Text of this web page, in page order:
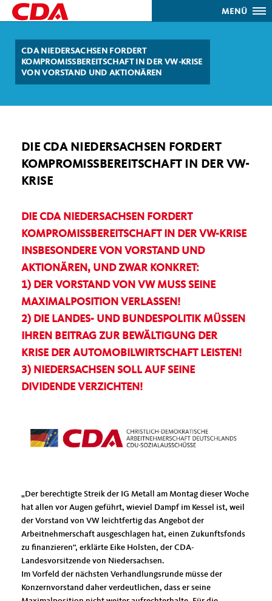
MENÜ
CDA NIEDERSACHSEN FORDERT
KOMPROMISSBEREITSCHAFT IN DER VW-KRISE
VON VORSTAND UND AKTIONÄREN
DIE CDA NIEDERSACHSEN FORDERT
KOMPROMISSBEREITSCHAFT IN DER VW-
KRISE
DIE CDA NIEDERSACHSEN FORDERT
KOMPROMISSBEREITSCHAFT IN DER VW-KRISE
INSBESONDERE VON VORSTAND UND
AKTIONÄREN, UND ZWAR KONKRET:
1) DER VORSTAND VON VW MUSS SEINE
MAXIMALPOSITION VERLASSEN!
2) DIE LANDES- UND BUNDESPOLITIK MÜSSEN
IHREN BEITRAG ZUR BEWÄLTIGUNG DER
KRISE DER AUTOMOBILWIRTSCHAFT LEISTEN!
3) NIEDERSACHSEN SOLL AUF SEINE
DIVIDENDE VERZICHTEN!
Der berechtigte Streik der IG Metall am Montag dieser Woche
hat allen vor Augen geführt, wieviel Dampf im Kessel ist, weil
der Vorstand von VW leichtfertig das Angebot der
Arbeitnehmerschaft ausgeschlagen hat, einen Zukunftsfonds
zu finanzieren“, erklärte Eike Holsten, der CDA-
Landesvorsitzende von Niedersachsen.
Im Vorfeld der nächsten Verhandlungsrunde müsse der
Konzernvorstand daher verdeutlichen, dass er seine